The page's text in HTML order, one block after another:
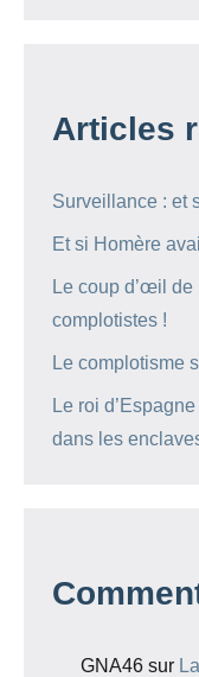
Articles
Surveillance : et
Et si Homère
Le coup d’œil
complotistes !
Le complotisme
Le roi
dans les
GNA46 sur